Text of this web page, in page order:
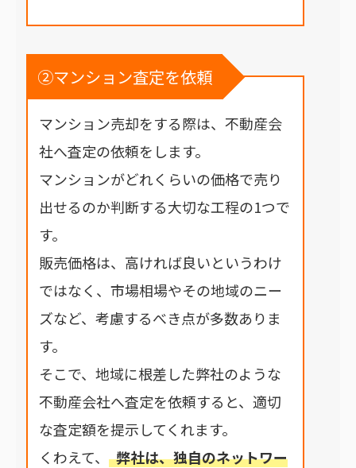
②マンション査定を依頼
マンション売却をする際は、不動産会
社へ査定の依頼をします。
マンションがどれくらいの価格で売り
出せるのか判断する大切な工程の1つで
す。
販売価格は、高ければ良いというわけ
ではなく、市場相場やその地域のニー
ズなど、考慮するべき点が多数ありま
す。
そこで、地域に根差した弊社のような
不動産会社へ査定を依頼すると、適切
な査定額を提示してくれます。
くわえて、
弊社は、独自のネットワー